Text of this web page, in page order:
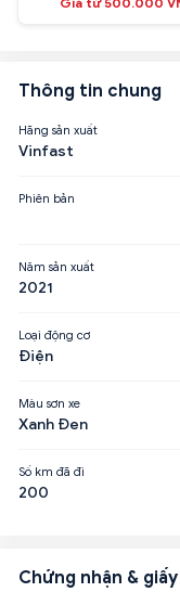
Thông tin chung
Hãng sản xuất
Vinfast
Phiên bản
Năm sản xuất
2021
Loại động cơ
Điện
Màu sơn xe
Xanh Đen
Số km đã đi
200
Chứng nhận &